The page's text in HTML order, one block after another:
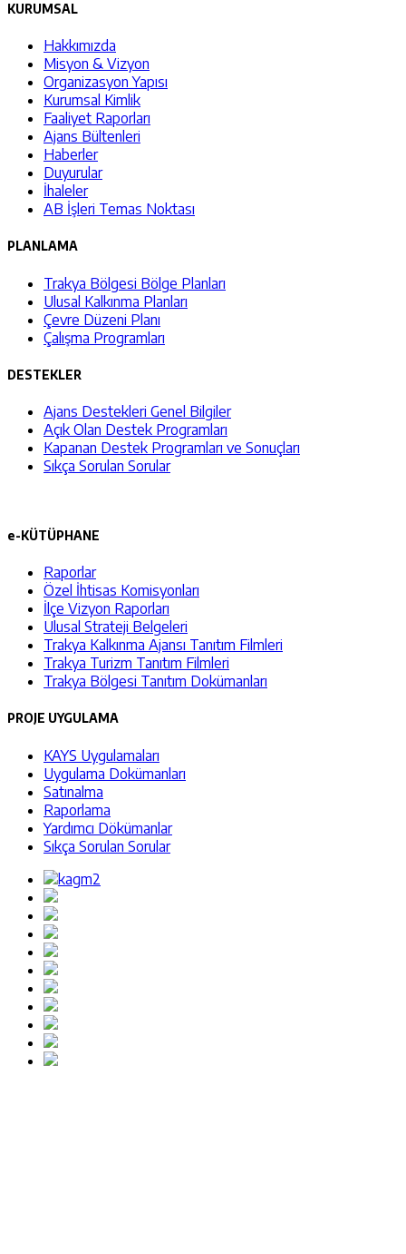
KURUMSAL
Hakkımızda
Misyon & Vizyon
Organizasyon Yapısı
Kurumsal Kimlik
Faaliyet Raporları
Ajans Bültenleri
Haberler
Duyurular
İhaleler
AB İşleri Temas Noktası
PLANLAMA
Trakya Bölgesi Bölge Planları
Ulusal Kalkınma Planları
Çevre Düzeni Planı
Çalışma Programları
DESTEKLER
Ajans Destekleri Genel Bilgiler
Açık Olan Destek Programları
Kapanan Destek Programları ve Sonuçları
Sıkça Sorulan Sorular
e-KÜTÜPHANE
Raporlar
Özel İhtisas Komisyonları
İlçe Vizyon Raporları
Ulusal Strateji Belgeleri
Trakya Kalkınma Ajansı Tanıtım Filmleri
Trakya Turizm Tanıtım Filmleri
Trakya Bölgesi Tanıtım Dokümanları
PROJE UYGULAMA
KAYS Uygulamaları
Uygulama Dokümanları
Satınalma
Raporlama
Yardımcı Dökümanlar
Sıkça Sorulan Sorular